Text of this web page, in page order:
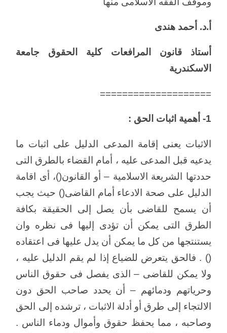
أ.د. أحمد هندى
أستاذ قانون المرافعات كلية الحقوق جامعة
الاسكندرية
====================
1- أهمية اثبات الحق :
الاثبات يعنى إقامة المدعى الدليل على اثبات ما
يدعيه قبل المدعى عليه ، أمام القضاء بالطرق التى
حددتها الشريعة الاسلامية – أو القانون()، أى اقامة
الدليل على صحة الادعاء أمام القاضى() حيث يجب
أن يسمح للقاضى بأن يصل إلى الحقيقة بكافة
الطرق التى يمكن أن تؤدى إليها فى نظره وان
يستنتجها من كل ما يمكن أن يدل عليها فى اعتقاده
() . فالحق يتعرض للضياع إذا لم يقم الدليل عليه ،
ولا يمكن للقاضى – الذى يفصل فى حقوق الناس
وحرياتهم ودمائهم – أن يحدد صاحب الحق دون
الالتجاء إلى طرق أو أدلة الاثبات ، ترشده إلى الحق
وصاحبه ، مما يحفظ حقوق وأموال ودماء الناس .